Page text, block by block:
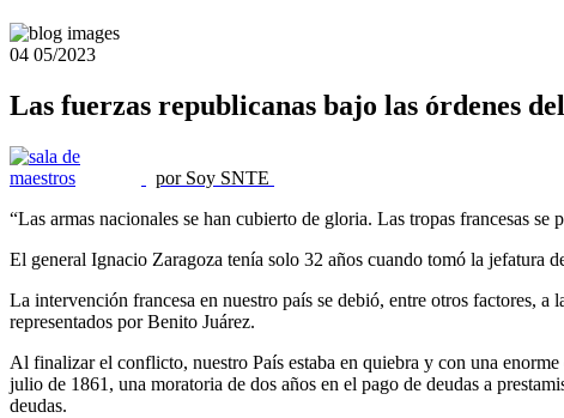
04 05/2023
Las fuerzas republicanas bajo las órdenes
por Soy SNTE
“Las armas nacionales se han cubierto de gloria. Las tropas francesas
El general Ignacio Zaragoza tenía solo 32 años cuando tomó la jefatura
La intervención francesa en nuestro país se debió, entre otros factores,
representados por Benito Juárez.
Al finalizar el conflicto, nuestro País estaba en quiebra y con una
julio de 1861, una moratoria de dos años en el pago de deudas a
deudas.